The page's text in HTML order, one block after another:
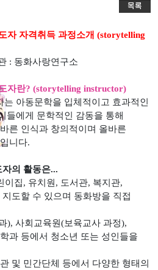
목록
자 자격취득 과정소개 (storytelling
: 동화사랑연구소
자란? (storytelling instructor)
아동문학을 입체적이고 효과적인
들에게 문학적인 감동을 통해
른 인식과 창의적이며 올바른
니다.
의 활동은...
이집, 유치원, 도서관, 복지관,
도할 수 있으며 동화방을 직접
), 사회교육원(보육교사 과정),
과 등에서 청소년 또는 성인들을
및 민간단체 등에서 다양한 형태의